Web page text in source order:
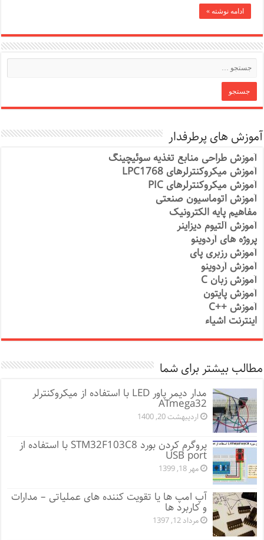
ادامه نوشته »
آموزش های پرطرفدار
آموزش طراحی منابع تغذیه سوئیچینگ
آموزش میکروکنترلرهای LPC1768
آموزش میکروکنترلرهای PIC
آموزش اتوماسیون صنعتی
مفاهیم پایه الکترونیک
آموزش آلتیوم دیزاینر
پروژه های آردوینو
آموزش رزبری پای
آموزش آردوینو
آموزش زبان C
آموزش پایتون
آموزش ++C
اینترنت اشیاء
مطالب بیشتر برای شما
مدار دیمر پاور LED با استفاده از میکروکنترلر
ATmega32
اردیبهشت 20, 1400
پروگرم کردن بورد STM32F103C8 با استفاده از
USB port
مهر 18, 1399
آپ امپ ها یا تقویت کننده های عملیاتی – مدارات
و کاربرد ها
مرداد 12, 1397